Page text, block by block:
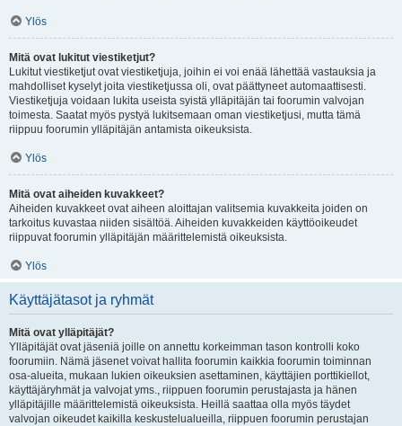
Ylös
Mitä ovat lukitut viestiketjut?
Lukitut viestiketjut ovat viestiketjuja, joihin ei voi enää lähettää vastauksia ja
mahdolliset kyselyt joita viestiketjussa oli, ovat päättyneet automaattisesti.
Viestiketjuja voidaan lukita useista syistä ylläpitäjän tai foorumin valvojan
toimesta. Saatat myös pystyä lukitsemaan oman viestiketjusi, mutta tämä
riippuu foorumin ylläpitäjän antamista oikeuksista.
Ylös
Mitä ovat aiheiden kuvakkeet?
Aiheiden kuvakkeet ovat aiheen aloittajan valitsemia kuvakkeita joiden on
tarkoitus kuvastaa niiden sisältöä. Aiheiden kuvakkeiden käyttöoikeudet
riippuvat foorumin ylläpitäjän määrittelemistä oikeuksista.
Ylös
Käyttäjätasot ja ryhmät
Mitä ovat ylläpitäjät?
Ylläpitäjät ovat jäseniä joille on annettu korkeimman tason kontrolli koko
foorumiin. Nämä jäsenet voivat hallita foorumin kaikkia foorumin toiminnan
osa-alueita, mukaan lukien oikeuksien asettaminen, käyttäjien porttikiellot,
käyttäjäryhmät ja valvojat yms., riippuen foorumin perustajasta ja hänen
ylläpitäjille määrittelemistä oikeuksista. Heillä saattaa olla myös täydet
valvojan oikeudet kaikilla keskustelualueilla, riippuen foorumin perustajan